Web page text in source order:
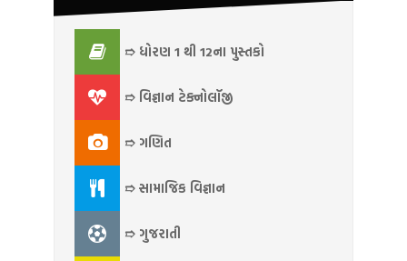
➱ ધોરણ 1 થી 12ના પુસ્તકો
➱ વિજ્ઞાન ટેક્નોલૉજી
➱ ગણિત
➱ સામાજિક વિજ્ઞાન
➱ ગુજરાતી